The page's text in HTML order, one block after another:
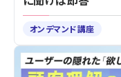
オンデマンド講座